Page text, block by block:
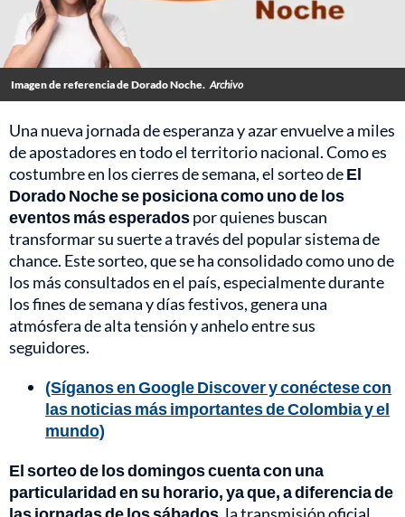
Imagen de referencia de Dorado Noche. Archivo
Una nueva jornada de esperanza y azar envuelve a miles
de apostadores en todo el territorio nacional. Como es
costumbre en los cierres de semana, el sorteo deEl
Dorado Noche se posiciona como uno de los
eventos más esperadospor quienes buscan
transformar su suerte a través del popular sistema de
chance. Este sorteo, que se ha consolidado como uno de
los más consultados en el país, especialmente durante
los fines de semana y días festivos, genera una
atmósfera de alta tensión y anhelo entre sus
seguidores.
(Síganos en Google Discover y conéctese con
las noticias más importantes de Colombia y el
mundo)
El sorteo de los domingos cuenta con una
particularidad en su horario, ya que, a diferencia de